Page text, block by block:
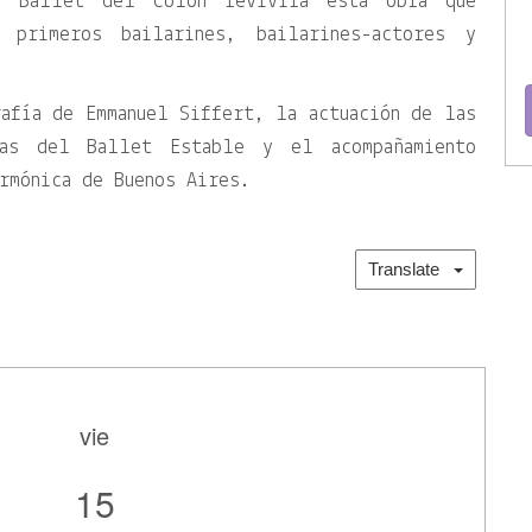
bailarines, bailarines-actores y
de Emmanuel Siffert, la actuación de las
del Ballet Estable y el acompañamiento
de Buenos Aires.
Translate
vie
15